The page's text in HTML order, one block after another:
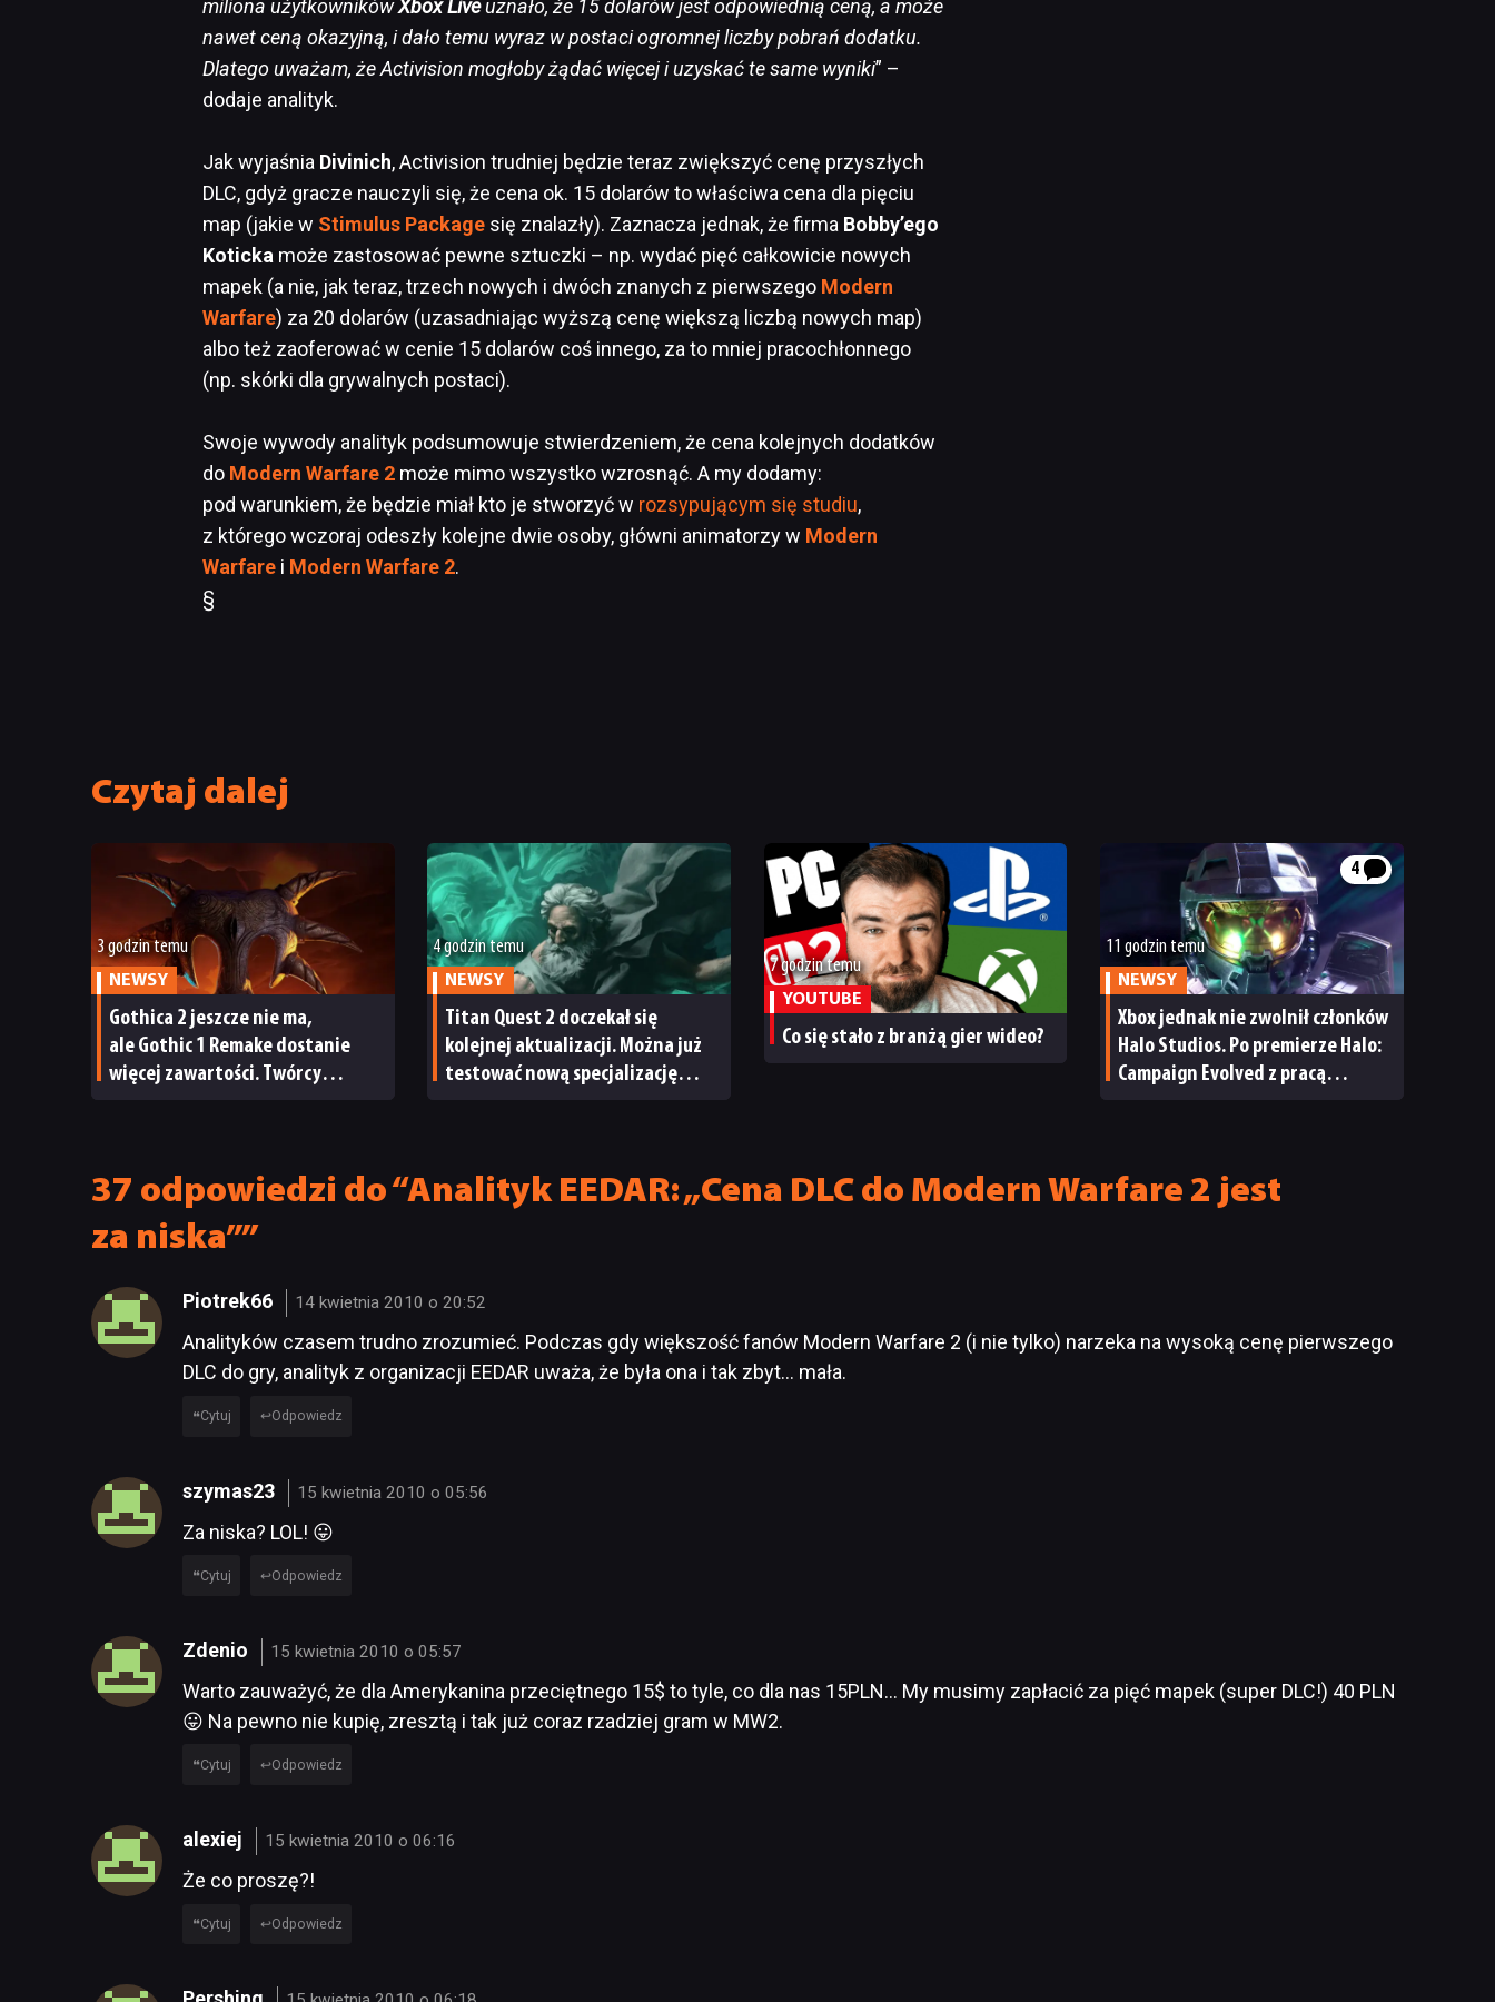
miliona użytkownikówXbox Liveuznało, że 15 dolarów jest odpowiednią ceną, a może
nawet ceną okazyjną, i dało temu wyraz w postaci ogromnej liczby pobrań dodatku.
Dlatego uważam, że Activision mogłoby żądać więcej i uzyskać te same wyniki” –
dodaje analityk.
Jak wyjaśnia Divinich, Activision trudniej będzie teraz zwiększyć cenę przyszłych
DLC, gdyż gracze nauczyli się, że cena ok. 15 dolarów to właściwa cena dla pięciu
map (jakie w Stimulus Package się znalazły). Zaznacza jednak, że firma Bobby’ego
Koticka może zastosować pewne sztuczki – np. wydać pięć całkowicie nowych
mapek (a nie, jak teraz, trzech nowych i dwóch znanych z pierwszego Modern
Warfare) za 20 dolarów (uzasadniając wyższą cenę większą liczbą nowych map)
albo też zaoferować w cenie 15 dolarów coś innego, za to mniej pracochłonnego
(np. skórki dla grywalnych postaci).
Swoje wywody analityk podsumowuje stwierdzeniem, że cena kolejnych dodatków
do Modern Warfare 2 może mimo wszystko wzrosnąć. A my dodamy:
pod warunkiem, że będzie miał kto je stworzyć w rozsypującym się studiu,
z którego wczoraj odeszły kolejne dwie osoby, główni animatorzy w Modern
Warfare i Modern Warfare 2.
§
Czytaj dalej
3 godzin temu
NEWSY
Gothica 2 jeszcze nie ma,
ale Gothic 1 Remake dostanie
więcej zawartości. Twórcy
4 godzin temu
NEWSY
Titan Quest 2 doczekał się
kolejnej aktualizacji. Można już
testować nową specjalizację
7 godzin temu
YOUTUBE
Co się stało z branżą gier wideo?
4
11 godzin temu
NEWSY
Xbox jednak nie zwolnił członków
Halo Studios. Po premierze Halo:
Campaign Evolved z pracą
37 odpowiedzi do “Analityk EEDAR: „Cena DLC do Modern Warfare 2 jest
za niska””
Piotrek66 14 kwietnia 2010 o 20:52
Analityków czasem trudno zrozumieć. Podczas gdy większość fanów Modern Warfare 2 (i nie tylko) narzeka na wysoką cenę pierwszego
DLC do gry, analityk z organizacji EEDAR uważa, że była ona i tak zbyt… mała.
Cytuj Odpowiedz
szymas23 15 kwietnia 2010 o 05:56
Za niska? LOL! 😛
Cytuj Odpowiedz
Zdenio 15 kwietnia 2010 o 05:57
Warto zauważyć, że dla Amerykanina przeciętnego 15$ to tyle, co dla nas 15PLN… My musimy zapłacić za pięć mapek (super DLC!) 40 PLN
😛 Na pewno nie kupię, zresztą i tak już coraz rzadziej gram w MW2.
Cytuj Odpowiedz
alexiej 15 kwietnia 2010 o 06:16
Że co proszę?!
Cytuj Odpowiedz